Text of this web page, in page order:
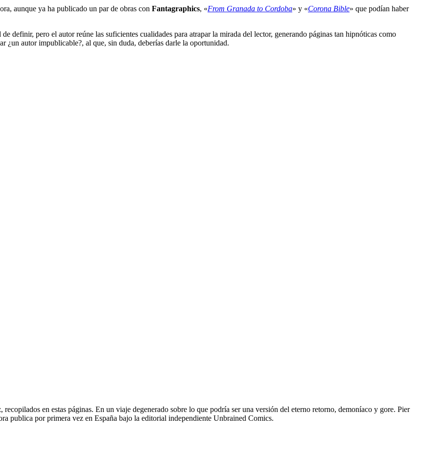
aunque ya ha publicado un par de obras con Fantagraphics, «From Granada to Cordoba» y «Corona Bible» que podían haber
definir, pero el autor reúne las suficientes cualidades para atrapar la mirada del lector, generando páginas tan hipnóticas como
¿un autor impublicable?, al que, sin duda, deberías darle la oportunidad.
en estas páginas. En un viaje degenerado sobre lo que podría ser una versión del eterno retorno, demoníaco y gore. Pier
publica por primera vez en España bajo la editorial independiente Unbrained Comics.